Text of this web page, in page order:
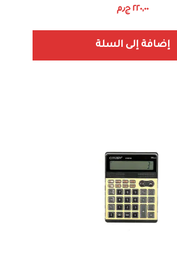
٢٢٠,٠٠ ج٫م
إضافة إلى السلة